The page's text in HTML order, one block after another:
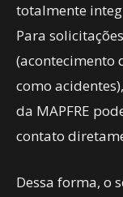
totalmente
Para
(acontecimento
como
da MAPFRE
contato
Dessa forma, o